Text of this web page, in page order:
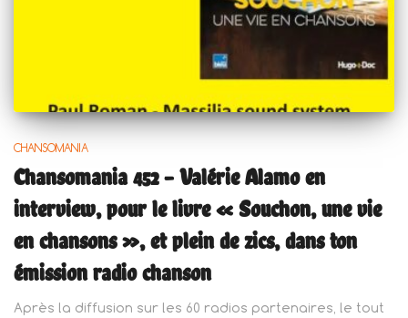
CHANSOMANIA
Chansomania 452 – Valérie Alamo en
interview, pour le livre « Souchon, une vie
en chansons », et plein de zics, dans ton
émission radio chanson
Après la diffusion sur les 60 radios partenaires, le tout